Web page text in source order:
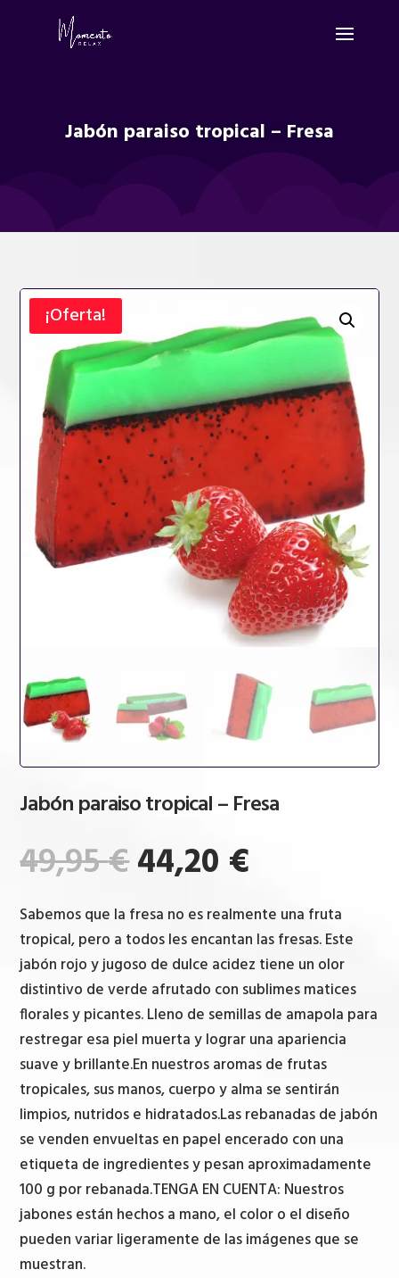
Jabón paraiso tropical – Fresa
¡Oferta!
Jabón paraiso tropical – Fresa
49,95€El
precio
original
era:
49,95 €.
44,20 €
actual
es:
44,20 €.
Sabemos que la fresa no es realmente una fruta
tropical, pero a todos les encantan las fresas. Este
jabón rojo y jugoso de dulce acidez tiene un olor
distintivo de verde afrutado con sublimes matices
florales y picantes. Lleno de semillas de amapola para
restregar esa piel muerta y lograr una apariencia
suave y brillante.En nuestros aromas de frutas
tropicales, sus manos, cuerpo y alma se sentirán
limpios, nutridos e hidratados.Las rebanadas de jabón
se venden envueltas en papel encerado con una
etiqueta de ingredientes y pesan aproximadamente
100 g por rebanada.TENGA EN CUENTA: Nuestros
jabones están hechos a mano, el color o el diseño
pueden variar ligeramente de las imágenes que se
muestran.